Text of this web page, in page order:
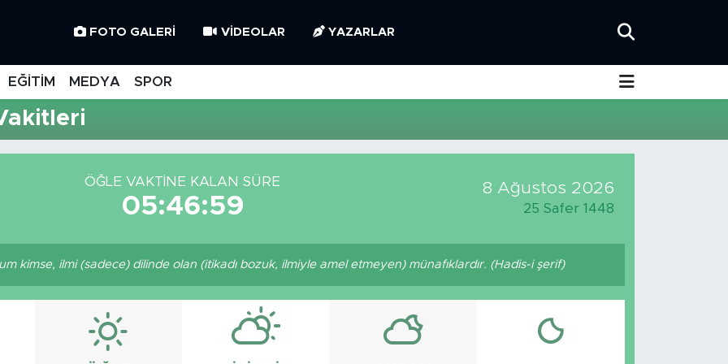
FOTO GALERI VIDEOLAR YAZARLAR
EĞİTİM MEDYA SPOR
ÖĞLE VAKTINE KALAN SÜRE
05:46:59
8 Ağustos 2026
25 Safer 1448
kimse, ilmi (sadece) dilinde olan (itikadı bozuk, ilmiyle amel etmeyen) münafıklardır. (Hadis-i şerif)